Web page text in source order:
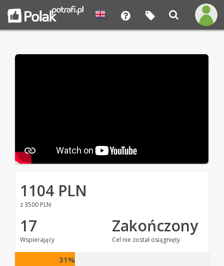
1104 PLN
z 3500 PLN
17
Wspierający
Zakończony
Cel nie został osiągnięty
31%